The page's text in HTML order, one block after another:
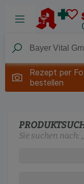
Rezept per
bestellen
Sie suchen nach: „